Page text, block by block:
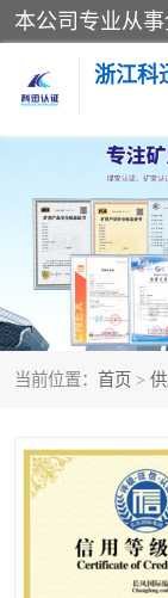
浙江科
当前位置： 首页 >
煤安认证
防爆合格证
劳安认证